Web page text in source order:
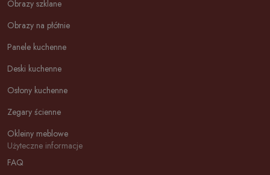
Obrazy szklane
Obrazy na płótnie
Panele kuchenne
Deski kuchenne
Osłony kuchenne
Zegary ścienne
Okleiny meblowe
Użyteczne informacje
FAQ